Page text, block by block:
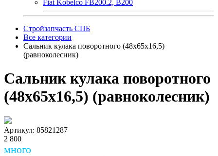
Fiat Kobelco FB200.2, B200
Стройзапчасть СПБ
Все категории
Сальник кулака поворотного (48х65х16,5)
(равноколесник)
Сальник кулака поворотного
(48х65х16,5) (равноколесник)
Артикул: 85821287
2 800
много